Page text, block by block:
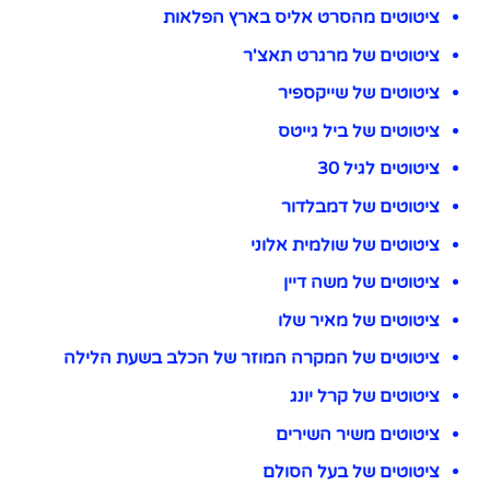
ציטוטים מהסרט אליס בארץ הפלאות
ציטוטים של מרגרט תאצ'ר
ציטוטים של שייקספיר
ציטוטים של ביל גייטס
ציטוטים לגיל 30
ציטוטים של דמבלדור
ציטוטים של שולמית אלוני
ציטוטים של משה דיין
ציטוטים של מאיר שלו
ציטוטים של המקרה המוזר של הכלב בשעת הלילה
ציטוטים של קרל יונג
ציטוטים משיר השירים
ציטוטים של בעל הסולם